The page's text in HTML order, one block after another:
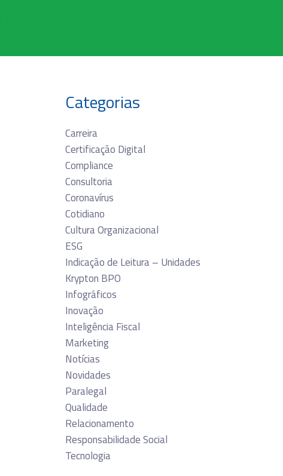
Categorias
Carreira
Certificação Digital
Compliance
Consultoria
Coronavírus
Cotidiano
Cultura Organizacional
ESG
Indicação de Leitura – Unidades
Krypton BPO
Infográficos
Inovação
Inteligência Fiscal
Marketing
Notícias
Novidades
Paralegal
Qualidade
Relacionamento
Responsabilidade Social
Tecnologia